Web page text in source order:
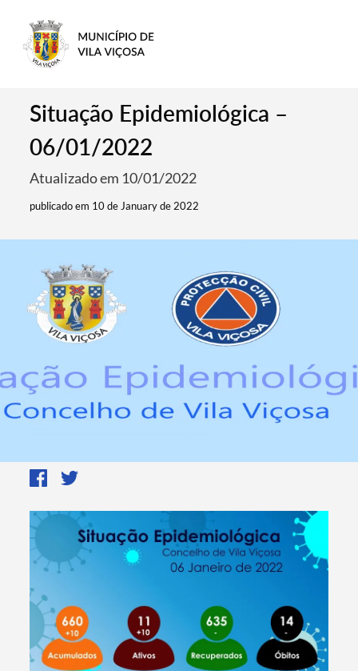
Situação Epidemiológica –
06/01/2022
Atualizado em 10/01/2022
publicado em 10 de January de 2022